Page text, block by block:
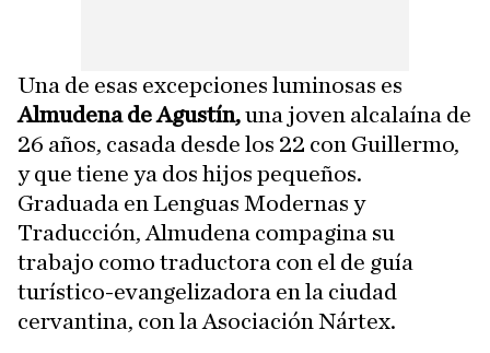
Una de esas excepciones luminosas es
Almudena de Agustín,una joven alcalaína de
26 años, casada desde los 22 con Guillermo,
y que tiene ya dos hijos pequeños.
Graduada en Lenguas Modernas y
Traducción, Almudena compagina su
trabajo como traductora con el de guía
turístico-evangelizadora en la ciudad
cervantina, con la Asociación Nártex.